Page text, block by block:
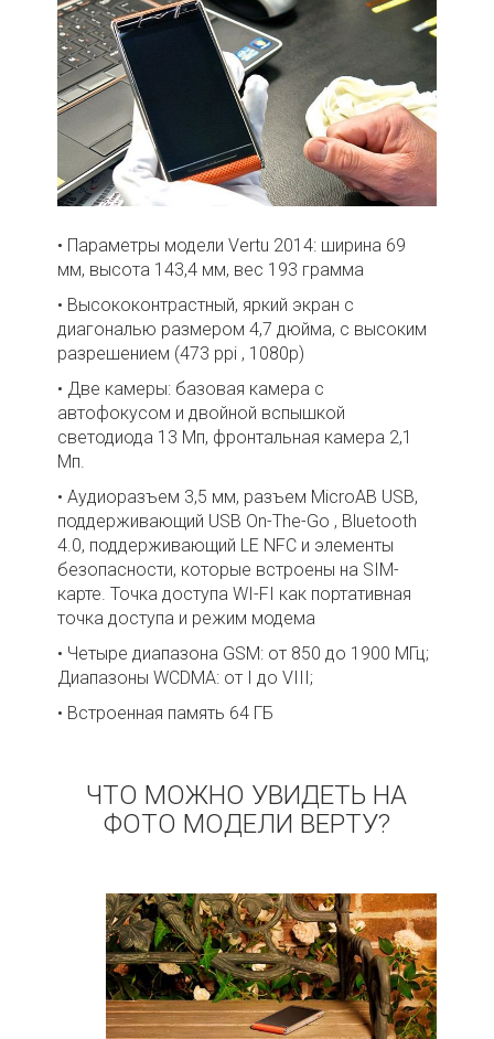
• Параметры модели Vertu 2014: ширина 69
мм, высота 143,4 мм, вес 193 грамма
• Высококонтрастный, яркий экран с
диагональю размером 4,7 дюйма, с высоким
разрешением (473 ppi , 1080p)
• Две камеры: базовая камера с
автофокусом и двойной вспышкой
светодиода 13 Мп, фронтальная камера 2,1
Мп.
• Аудиоразъем 3,5 мм, разъем MicroAB USB,
поддерживающий USB On-The-Go , Bluetooth
4.0, поддерживающий LE NFC и элементы
безопасности, которые встроены на SIM-
карте. Точка доступа WI-FI как портативная
точка доступа и режим модема
• Четыре диапазона GSM: от 850 до 1900 МГц;
Диапазоны WCDMA: от I до VIII;
• Встроенная память 64 ГБ
ЧТО МОЖНО УВИДЕТЬ НА
ФОТО МОДЕЛИ ВЕРТУ?